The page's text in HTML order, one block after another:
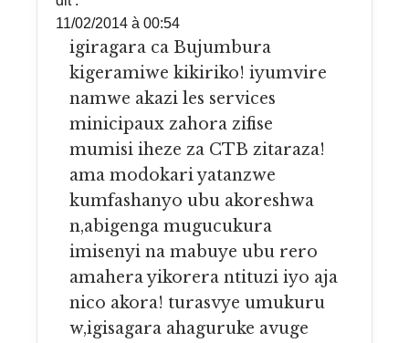
11/02/2014 à 00:54
igiragara ca Bujumbura
kigeramiwe kikiriko! iyumvire
namwe akazi les services
minicipaux zahora zifise
mumisi iheze za CTB zitaraza!
ama modokari yatanzwe
kumfashanyo ubu akoreshwa
n,abigenga mugucukura
imisenyi na mabuye ubu rero
amahera yikorera ntituzi iyo aja
nico akora! turasvye umukuru
w,igisagara ahaguruke avuge